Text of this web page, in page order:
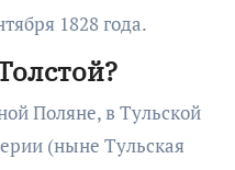
1828 года.
Поляне, в Тульской
(ныне Тульская